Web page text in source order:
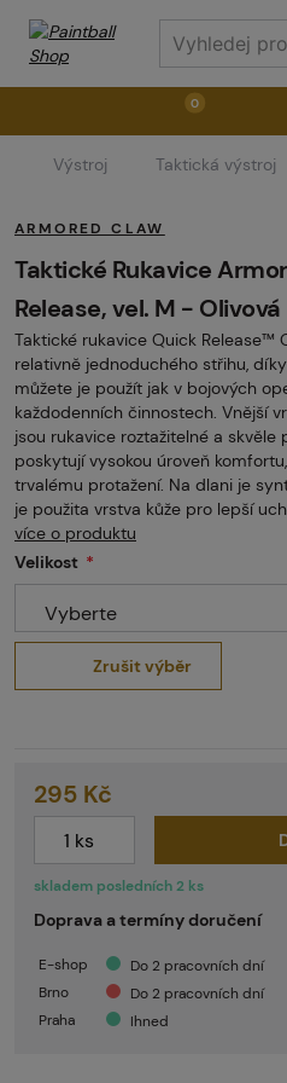
0
Zbraně Příslušenství ke
Střelivo Masky Vzduch /
Díly pro značkovače / Hřiště
Pyrotechnika II. Jakost
Výstroj Taktická výstroj
ARMORED CLAW
Taktické Rukavice
Release, vel. M - Olivová
Taktické rukavice Quick Release™
relativně jednoduchého střihu,
můžete je použít jak v bojových
každodenních činnostech. Vnější
jsou rukavice roztažitelné a skvěle
poskytují vysokou úroveň
trvalému protažení. Na dlani je
je použita vrstva kůže pro lepší
více o produktu
Velikost
Vyberte
Zrušit výběr
skladem posledních 2 ks
295 Kč
Doprava a termíny doručení
E-shop Do 2 pracovních dní
Brno
Do 2 pracovních dní
Praha
Ihned